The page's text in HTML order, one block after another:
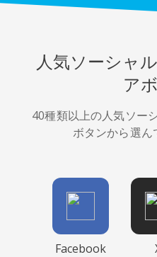
人気ソーシャ
ア
40種類以上の人気ソー
ボタンから選ん
Facebook